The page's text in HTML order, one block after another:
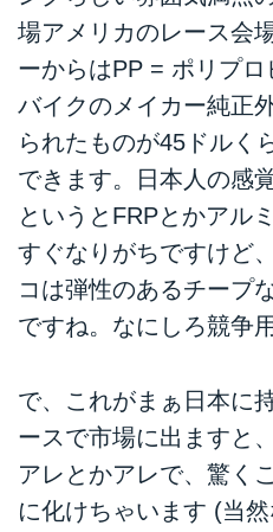
場アメリカのレース会
ーからはPP = ポリプ
バイクのメイカー純正
られたものが45ドルく
できます。日本人の感
というとFRPとかアル
すぐなりがちですけど
コは弾性のあるチープ
ですね。なにしろ競争
で、これがまぁ日本に
ースで市場に出ますと
アレとかアレで、驚く
に化けちゃいます (当